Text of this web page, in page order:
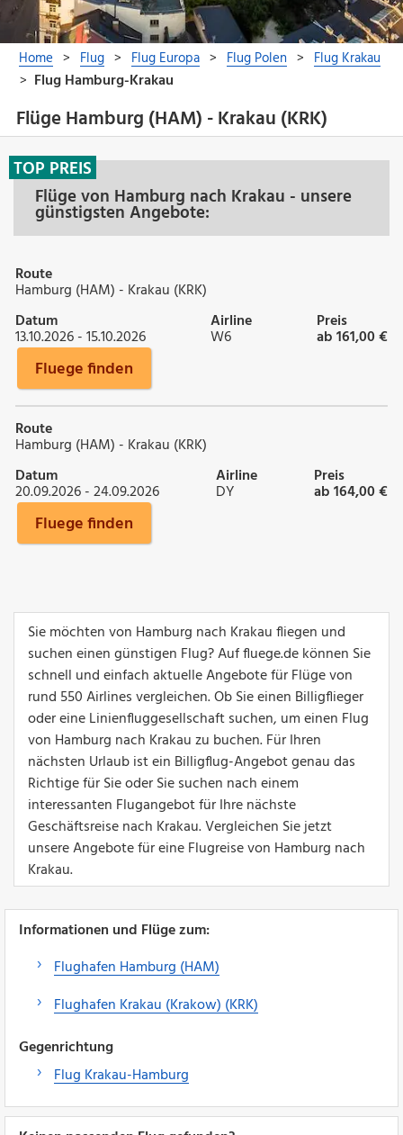
Flüge Hamburg (HAM) - Krakau (KRK)
Flüge von Hamburg nach Krakau - unsere
günstigsten Angebote:
TOP PREIS
Route
Hamburg (HAM) - Krakau (KRK)
Datum
13.10.2026 - 15.10.2026
Airline
W6
Preis
ab 161,00 €
Fluege finden
Route
Hamburg (HAM) - Krakau (KRK)
Datum
20.09.2026 - 24.09.2026
Airline
DY
Preis
ab 164,00 €
Fluege finden
Sie möchten von Hamburg nach Krakau fliegen und
suchen einen günstigen Flug? Auf fluege.de können Sie
schnell und einfach aktuelle Angebote für Flüge von
rund 550 Airlines vergleichen. Ob Sie einen Billigflieger
oder eine Linienfluggesellschaft suchen, um einen Flug
von Hamburg nach Krakau zu buchen. Für Ihren
nächsten Urlaub ist ein Billigflug-Angebot genau das
Richtige für Sie oder Sie suchen nach einem
interessanten Flugangebot für Ihre nächste
Geschäftsreise nach Krakau. Vergleichen Sie jetzt
unsere Angebote für eine Flugreise von Hamburg nach
Krakau.
Informationen und Flüge zum:
Flughafen Hamburg (HAM)
Flughafen Krakau (Krakow) (KRK)
Gegenrichtung
Flug Krakau-Hamburg